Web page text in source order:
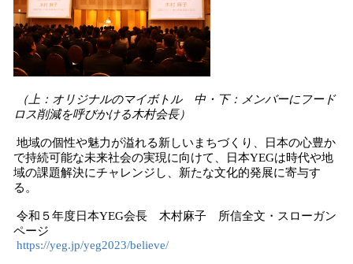
（上：オリジナルのマイボトル 中・下：メンバーにフード
ロス削減を呼びかける木村会長）
地域の個性や魅力が溢れる新しいまちづくり、日本の心豊か
で持続可能な未来社会の実現に向けて、日本YEGは時代や地
域の課題解決にチャレンジし、新たな文化的発展に寄与す
る。
令和５年度日本YEG会長 木村麻子 所信全文・スローガン
ページ
https://yeg.jp/yeg2023/believe/